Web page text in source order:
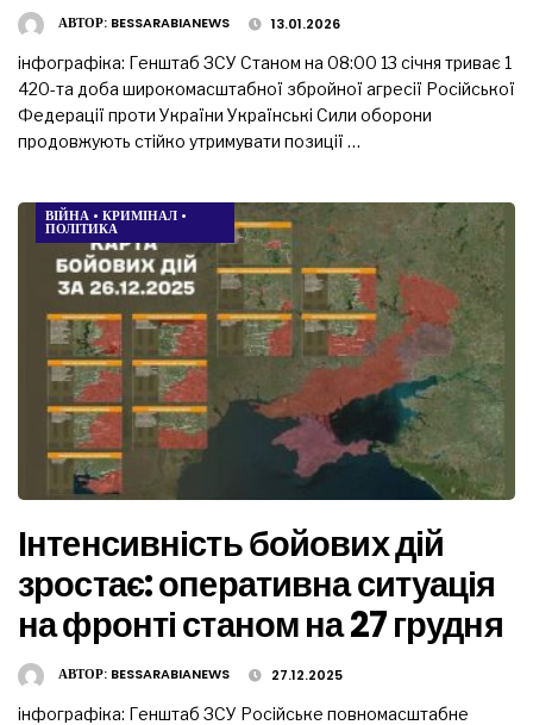
АВТОР: BESSARABIANEWS 13.01.2026
інфографіка: Генштаб ЗСУ Станом на 08:00 13 січня триває 1
420-та доба широкомасштабної збройної агресії Російської
Федерації проти України Українські Сили оборони
продовжують стійко утримувати позиції …
ВІЙНА • КРИМІНАЛ •
ПОЛІТИКА
Інтенсивність бойових дій
зростає: оперативна ситуація
на фронті станом на 27 грудня
АВТОР: BESSARABIANEWS 27.12.2025
інфографіка: Генштаб ЗСУ Російське повномасштабне